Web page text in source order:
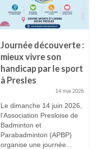
Journée découverte :
mieux vivre son
handicap par le sport
à Presles
14 mai 2026
Le dimanche 14 juin 2026,
l’Association Presloise de
Badminton et
Parabadminton (APBP)
organise une journée...